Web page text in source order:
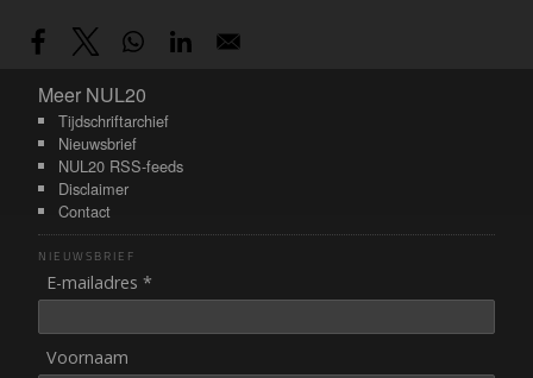
Meer NUL20
Meer NUL20
Tijdschriftarchief
Nieuwsbrief
NUL20 RSS-feeds
Disclaimer
Contact
NIEUWSBRIEF
E-mailadres *
Voornaam